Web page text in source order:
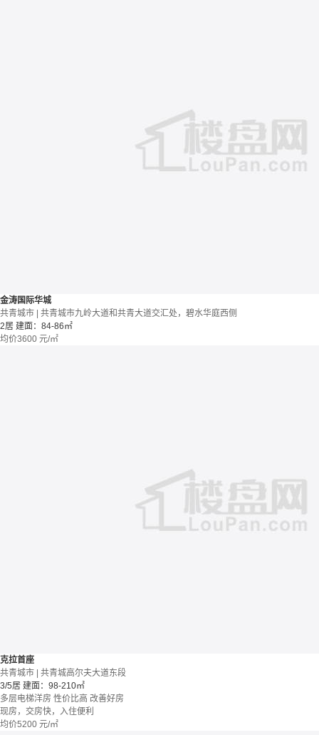
金涛国际华城
共青城市 | 共青城市九岭大道和共青大道交汇处，碧水华庭西侧
2居 建面：84-86㎡
均价3600 元/㎡
克拉首座
共青城市 | 共青城高尔夫大道东段
3/5居 建面：98-210㎡
多层电梯洋房 性价比高 改善好房
现房，交房快，入住便利
均价5200 元/㎡